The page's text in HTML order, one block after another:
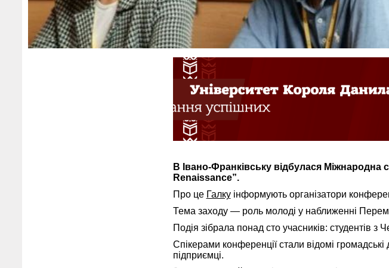
В Івано-Франківську відбулася Міжнародна
Renaissance”.
Про це Галкуінформують організатори
Тема заходу — роль молоді у наближенні
Подія зібрала понад сто учасників: студентів з
Спікерами конференції стали відомі громадські
підприємці.